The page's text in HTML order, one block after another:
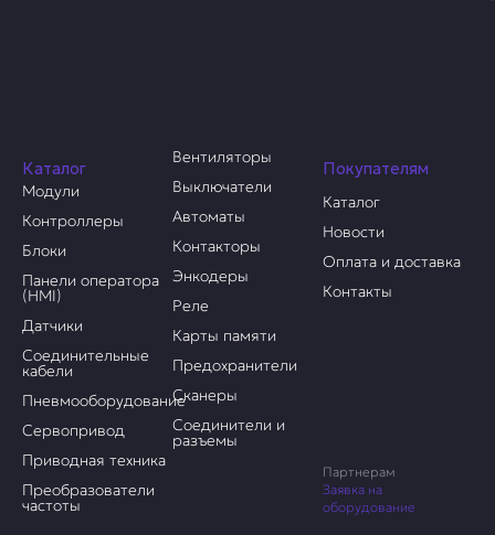
Каталог
Модули
Контроллеры
Блоки
Панели оператора
(HMI)
Датчики
Соединительные
кабели
Пневмооборудование
Сервопривод
Приводная техника
Преобразователи
частоты
Вентиляторы
Выключатели
Автоматы
Контакторы
Энкодеры
Реле
Карты памяти
Предохранители
Сканеры
Соединители и
разъемы
Покупателям
Каталог
Новости
Оплата и доставка
Контакты
Партнерам
Заявка на
оборудование